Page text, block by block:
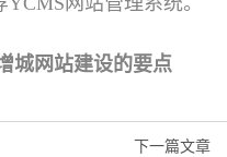
城网站建设的要点
下一篇文章